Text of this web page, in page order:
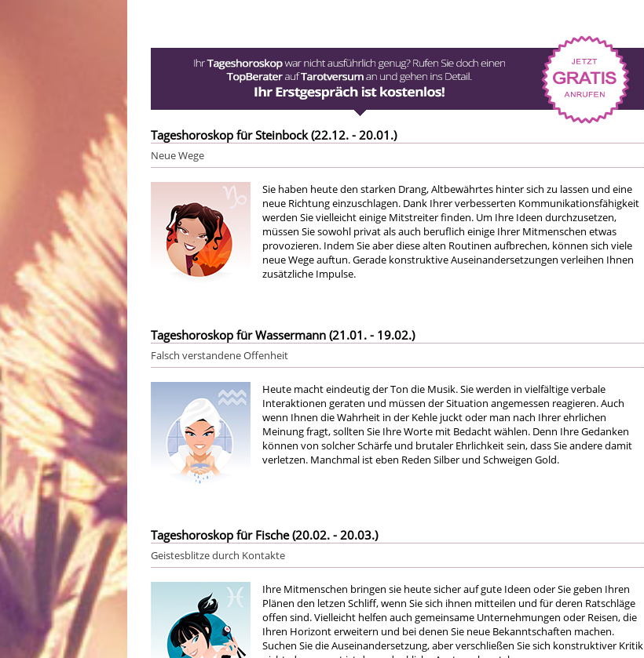
Tageshoroskop für Steinbock (22.12. - 20.01.)
Neue Wege
Sie haben heute den starken Drang, Altbewährtes hinter sich zu lassen und eine
neue Richtung einzuschlagen. Dank Ihrer verbesserten Kommunikationsfähigkeit
werden Sie vielleicht einige Mitstreiter finden. Um Ihre Ideen durchzusetzen,
müssen Sie sowohl privat als auch beruflich einige Ihrer Mitmenschen etwas
provozieren. Indem Sie aber diese alten Routinen aufbrechen, können sich viele
neue Wege auftun. Gerade konstruktive Auseinandersetzungen verleihen Ihnen
zusätzliche Impulse.
Tageshoroskop für Wassermann (21.01. - 19.02.)
Falsch verstandene Offenheit
Heute macht eindeutig der Ton die Musik. Sie werden in vielfältige verbale
Interaktionen geraten und müssen der Situation angemessen reagieren. Auch
wenn Ihnen die Wahrheit in der Kehle juckt oder man nach Ihrer ehrlichen
Meinung fragt, sollten Sie Ihre Worte mit Bedacht wählen. Denn Ihre Gedanken
können von solcher Schärfe und brutaler Ehrlichkeit sein, dass Sie andere damit
verletzen. Manchmal ist eben Reden Silber und Schweigen Gold.
Tageshoroskop für Fische (20.02. - 20.03.)
Geistesblitze durch Kontakte
Ihre Mitmenschen bringen sie heute sicher auf gute Ideen oder Sie geben Ihren
Plänen den letzen Schliff, wenn Sie sich ihnen mitteilen und für deren Ratschläge
offen sind. Vielleicht helfen auch gemeinsame Unternehmungen oder Reisen, die
Ihren Horizont erweitern und bei denen Sie neue Bekanntschaften machen.
Suchen Sie die Auseinandersetzung, aber verschließen Sie sich konstruktiver Kritik